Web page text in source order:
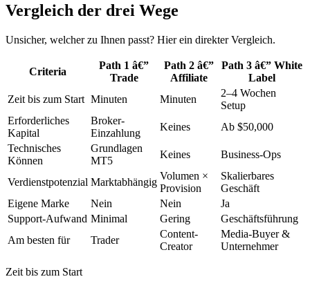
Vergleich der drei Wege
Unsicher, welcher zu Ihnen passt? Hier ein direkter Vergleich.
Criteria
Path 1 â€”
Trade
Path 2 â€”
Affiliate
Path 3 â€” White
Label
Zeit bis zum Start Minuten Minuten
2–4 Wochen
Setup
Erforderliches
Kapital
Broker-
Einzahlung
Keines
Ab $50,000
Technisches
Können
Grundlagen
MT5
Keines Business-Ops
Verdienstpotenzial Marktabhängig
Volumen ×
Provision
Skalierbares
Geschäft
Eigene Marke
Nein Nein
Ja
Support-Aufwand Minimal Gering
Geschäftsführung
Am besten für
Trader
Content-
Creator
Media-Buyer &
Unternehmer
Zeit bis zum Start